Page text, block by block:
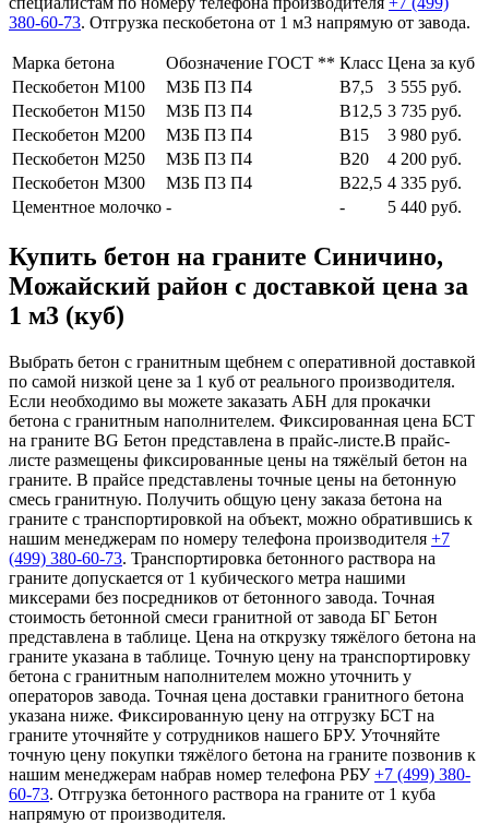
380-60-73. Отгрузка пескобетона от 1 м3 напрямую от завода.
Марка бетона Обозначение ГОСТ ** Класс Цена за куб
Пескобетон М100
МЗБ П3 П4 В7,5
3 555 руб.
Пескобетон М150
МЗБ П3 П4 В12,5 3 735 руб.
Пескобетон М200
МЗБ П3 П4 В15
3 980 руб.
Пескобетон М250
МЗБ П3 П4 В20
4 200 руб.
Пескобетон М300
МЗБ П3 П4 В22,5 4 335 руб.
Цементное молочко - - 5 440 руб.
Купить бетон на граните Синичино,
Можайский район с доставкой цена за
1 м3 (куб)
Выбрать бетон с гранитным щебнем с оперативной доставкой
по самой низкой цене за 1 куб от реального производителя.
Если необходимо вы можете заказать АБН для прокачки
бетона с гранитным наполнителем. Фиксированная цена БСТ
на граните BG Бетон представлена в прайс-листе.В прайс-
листе размещены фиксированные цены на тяжёлый бетон на
граните. В прайсе представлены точные цены на бетонную
смесь гранитную. Получить общую цену заказа бетона на
граните с транспортировкой на объект, можно обратившись к
нашим менеджерам по номеру телефона производителя +7
(499) 380-60-73. Транспортировка бетонного раствора на
граните допускается от 1 кубического метра нашими
миксерами без посредников от бетонного завода. Точная
стоимость бетонной смеси гранитной от завода БГ Бетон
представлена в таблице. Цена на открузку тяжёлого бетона на
граните указана в таблице. Точную цену на транспортировку
бетона с гранитным наполнителем можно уточнить у
операторов завода. Точная цена доставки гранитного бетона
указана ниже. Фиксированную цену на отгрузку БСТ на
граните уточняйте у сотрудников нашего БРУ. Уточняйте
точную цену покупки тяжёлого бетона на граните позвонив к
нашим менеджерам набрав номер телефона РБУ+7 (499) 380-
60-73. Отгрузка бетонного раствора на граните от 1 куба
напрямую от производителя.